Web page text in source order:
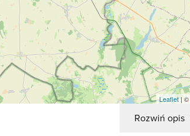
Leaflet | ©
Rozwiń opis